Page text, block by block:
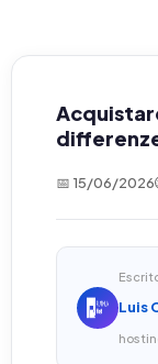
📅 15/06/2026
Luis